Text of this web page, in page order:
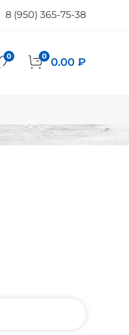
8 (950) 365-75-38
0 0 0.00 ₽